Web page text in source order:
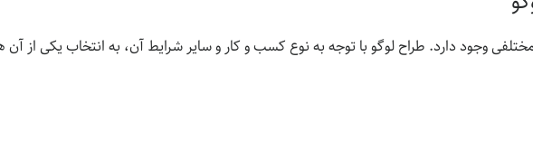
وجود دارد. طراح لوگو با توجه به نوع کسب و کار و سایر شرایط آن، به انتخاب یکی از